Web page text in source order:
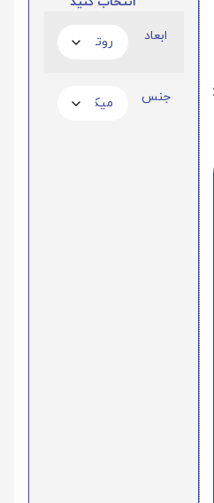
ابعاد
جنس